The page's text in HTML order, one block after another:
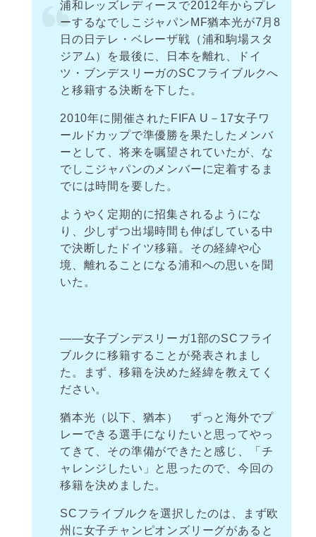
k
浦和レッズレディースで2012年からプレ
ーするなでしこジャパンMF猶本光が7月8
日の日テレ・ベレーザ戦（浦和駒場スタ
ジアム）を最後に、日本を離れ、ドイ
ツ・ブンデスリーガのSCフライブルクへ
と移籍する決断を下した。
2010年に開催されたFIFA U－17女子ワ
ールドカップで準優勝を果たしたメンバ
ーとして、将来を嘱望されていたが、な
でしこジャパンのメンバーに定着するま
でには時間を要した。
ようやく定期的に招集されるようにな
り、少しずつ出場時間も伸ばしている中
で決断したドイツ移籍。その経緯や心
境、離れることになる浦和への思いを聞
いた。
――女子ブンデスリーガ1部のSCフライ
ブルクに移籍することが発表されまし
た。まず、移籍を決めた経緯を教えてく
ださい。
猶本光（以下、猶本） ずっと海外でプ
レーできる選手になりたいと思ってやっ
てきて、その準備ができたと感じ、「チ
ャレンジしたい」と思ったので、今回の
移籍を決めました。
SCフライブルクを選択したのは、まず欧
州に女子チャンピオンズリーグがあると